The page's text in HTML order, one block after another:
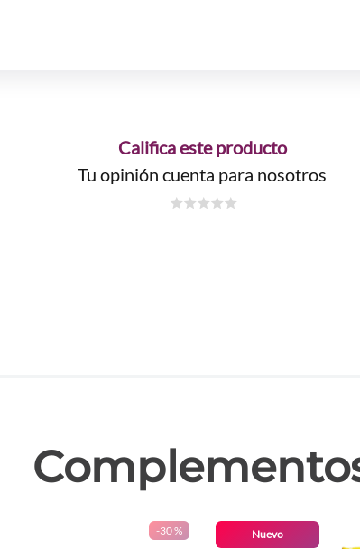
Califica este producto
Tu opinión cuenta para nosotros
-30 % Nuevo